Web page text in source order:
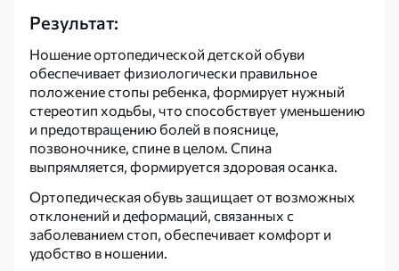
Результат:
Ношение ортопедической детской обуви
обеспечивает физиологически правильное
положение стопы ребенка, формирует нужный
стереотип ходьбы, что способствует уменьшению
и предотвращению болей в пояснице,
позвоночнике, спине в целом. Спина
выпрямляется, формируется здоровая осанка.
Ортопедическая обувь защищает от возможных
отклонений и деформаций, связанных с
заболеванием стоп, обеспечивает комфорт и
удобство в ношении.